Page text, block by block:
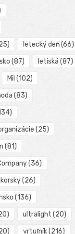
letecký deň(66)
(87) letiská (87)
Mil (102)
(83)
(25)
(81)
(36)
(26)
(136)
ultralight (20)
vrtuľník(216)